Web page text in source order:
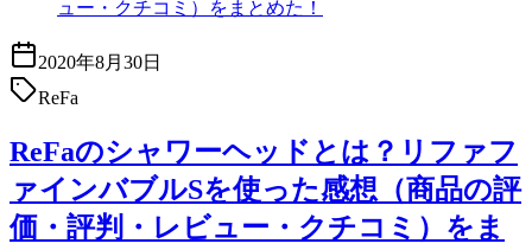
2020年8月30日
ReFa
ReFaのシャワーヘッドとは？リファフ
ァインバブルSを使った感想（商品の評
価・評判・レビュー・クチコミ）をま